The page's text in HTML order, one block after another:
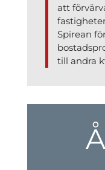
att
Spirean
till andra